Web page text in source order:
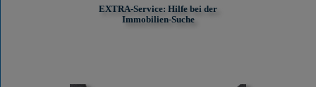
EXTRA-Service: Hilfe bei der
Immobilien-Suche